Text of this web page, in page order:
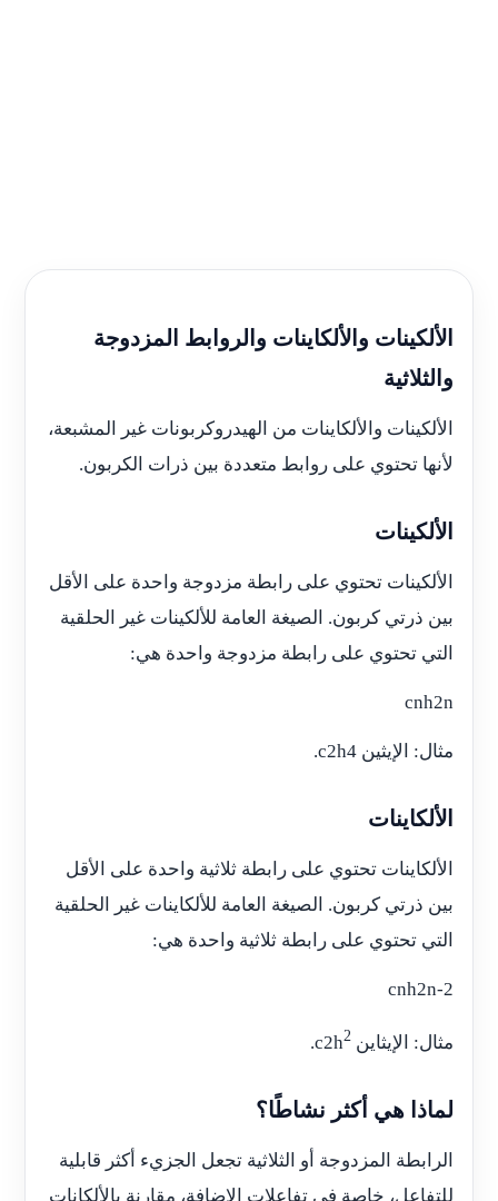
الألكينات والألكاينات والروابط المزدوجة
والثلاثية
الألكينات والألكاينات من الهيدروكربونات غير المشبعة،
لأنها تحتوي على روابط متعددة بين ذرات الكربون.
الألكينات
الألكينات تحتوي على رابطة مزدوجة واحدة على الأقل
بين ذرتي كربون. الصيغة العامة للألكينات غير الحلقية
التي تحتوي على رابطة مزدوجة واحدة هي:
cnh2n
مثال: الإيثين c2h4.
الألكاينات
الألكاينات تحتوي على رابطة ثلاثية واحدة على الأقل
بين ذرتي كربون. الصيغة العامة للألكاينات غير الحلقية
التي تحتوي على رابطة ثلاثية واحدة هي:
cnh2n-2
مثال: الإيثاين c2h 2
.
لماذا هي أكثر نشاطًا؟
الرابطة المزدوجة أو الثلاثية تجعل الجزيء أكثر قابلية
للتفاعل، خاصة في تفاعلات الإضافة، مقارنة بالألكانات